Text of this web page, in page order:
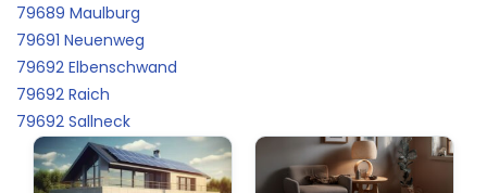
79689 Maulburg
79691 Neuenweg
79692 Elbenschwand
79692 Raich
79692 Sallneck